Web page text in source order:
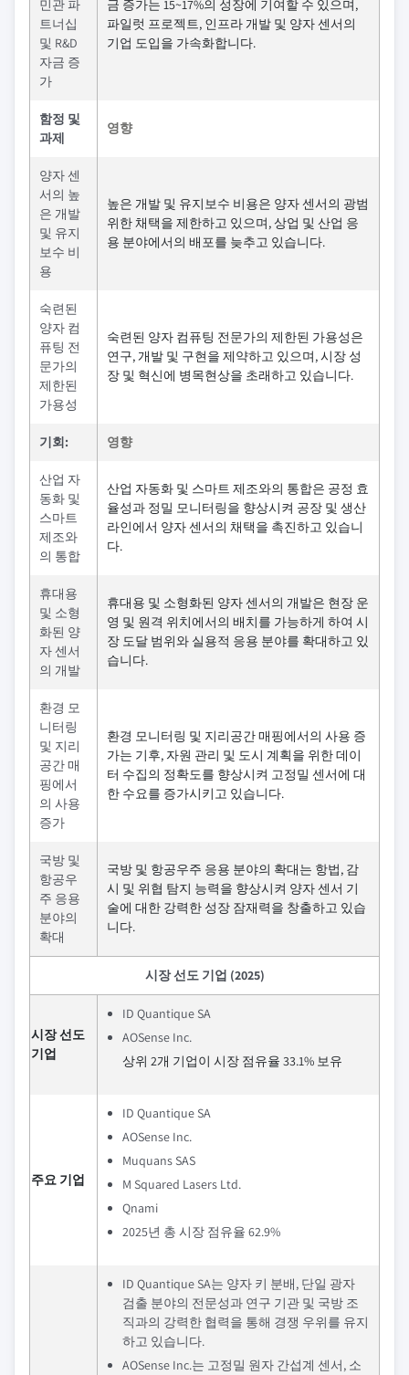
민관 파
트너십
및 R&D
자금 증
가
금 증가는 15~17%의 성장에 기여할 수 있으며,
파일럿 프로젝트, 인프라 개발 및 양자 센서의
기업 도입을 가속화합니다.
함정 및
과제
영향
양자 센
서의 높
은 개발
및 유지
보수 비
용
높은 개발 및 유지보수 비용은 양자 센서의 광범
위한 채택을 제한하고 있으며, 상업 및 산업 응
용 분야에서의 배포를 늦추고 있습니다.
숙련된
양자 컴
퓨팅 전
문가의
제한된
가용성
숙련된 양자 컴퓨팅 전문가의 제한된 가용성은
연구, 개발 및 구현을 제약하고 있으며, 시장 성
장 및 혁신에 병목현상을 초래하고 있습니다.
기회: 영향
산업 자
동화 및
스마트
제조와
의 통합
산업 자동화 및 스마트 제조와의 통합은 공정 효
율성과 정밀 모니터링을 향상시켜 공장 및 생산
라인에서 양자 센서의 채택을 촉진하고 있습니
다.
휴대용
및 소형
화된 양
자 센서
의 개발
휴대용 및 소형화된 양자 센서의 개발은 현장 운
영 및 원격 위치에서의 배치를 가능하게 하여 시
장 도달 범위와 실용적 응용 분야를 확대하고 있
습니다.
환경 모
니터링
및 지리
공간 매
핑에서
의 사용
증가
환경 모니터링 및 지리공간 매핑에서의 사용 증
가는 기후, 자원 관리 및 도시 계획을 위한 데이
터 수집의 정확도를 향상시켜 고정밀 센서에 대
한 수요를 증가시키고 있습니다.
국방 및
항공우
주 응용
분야의
확대
국방 및 항공우주 응용 분야의 확대는 항법, 감
시 및 위협 탐지 능력을 향상시켜 양자 센서 기
술에 대한 강력한 성장 잠재력을 창출하고 있습
니다.
시장 선도 기업 (2025)
시장 선도
기업
ID Quantique SA
AOSense Inc.
상위 2개 기업이 시장 점유율 33.1% 보유
주요 기업
ID Quantique SA
AOSense Inc.
Muquans SAS
M Squared Lasers Ltd.
Qnami
2025년 총 시장 점유율 62.9%
ID Quantique SA는 양자 키 분배, 단일 광자
검출 분야의 전문성과 연구 기관 및 국방 조
직과의 강력한 협력을 통해 경쟁 우위를 유지
하고 있습니다.
AOSense Inc.는 고정밀 원자 간섭계 센서, 소